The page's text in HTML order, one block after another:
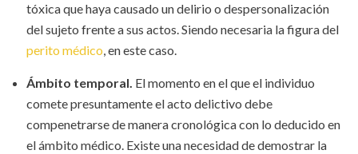
tóxica que haya causado un delirio o despersonalización
del sujeto frente a sus actos. Siendo necesaria la figura del
perito médico, en este caso.
Ámbito temporal. El momento en el que el individuo
comete presuntamente el acto delictivo debe
compenetrarse de manera cronológica con lo deducido en
el ámbito médico. Existe una necesidad de demostrar la